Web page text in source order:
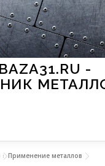
-
»Применение металлов